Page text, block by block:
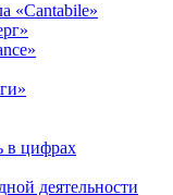
«Cantabile»
в цифрах
деятельности